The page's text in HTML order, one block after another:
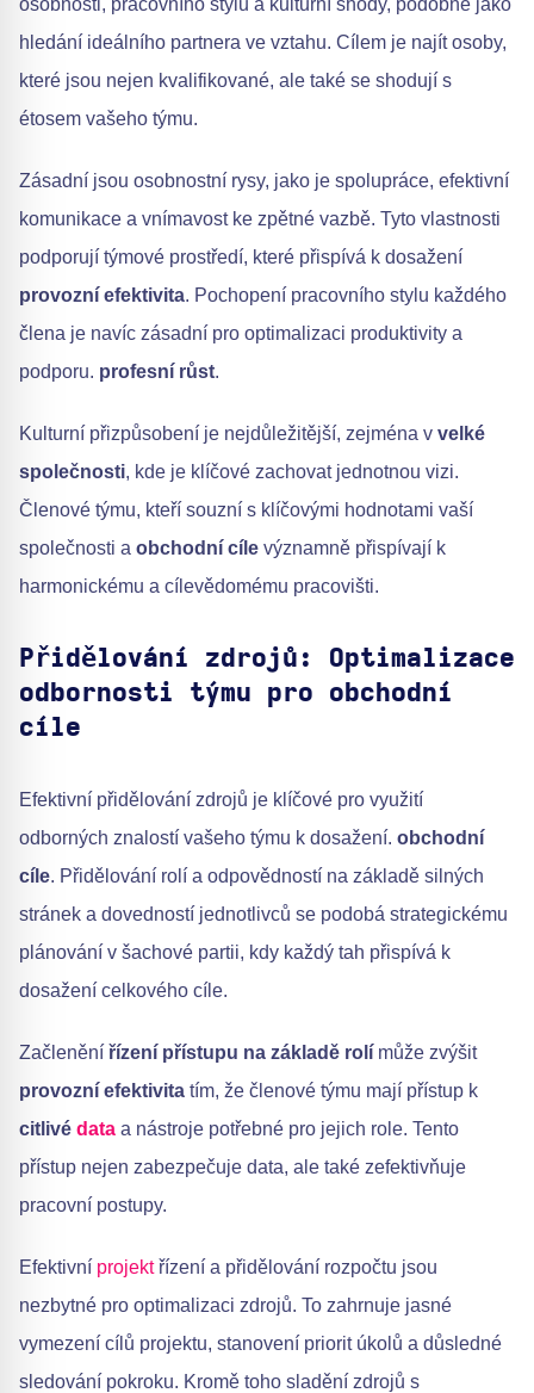
osobnosti, pracovního stylu a kulturní shody, podobně jako
hledání ideálního partnera ve vztahu. Cílem je najít osoby,
které jsou nejen kvalifikované, ale také se shodují s
étosem vašeho týmu.
Zásadní jsou osobnostní rysy, jako je spolupráce, efektivní
komunikace a vnímavost ke zpětné vazbě. Tyto vlastnosti
podporují týmové prostředí, které přispívá k dosažení
provozní efektivita. Pochopení pracovního stylu každého
člena je navíc zásadní pro optimalizaci produktivity a
podporu. profesní růst.
Kulturní přizpůsobení je nejdůležitější, zejména v velké
společnosti, kde je klíčové zachovat jednotnou vizi.
Členové týmu, kteří souzní s klíčovými hodnotami vaší
společnosti a obchodní cíle významně přispívají k
harmonickému a cílevědomému pracovišti.
Přidělování zdrojů: Optimalizace
odbornosti týmu pro obchodní
cíle
Efektivní přidělování zdrojů je klíčové pro využití
odborných znalostí vašeho týmu k dosažení. obchodní
cíle. Přidělování rolí a odpovědností na základě silných
stránek a dovedností jednotlivců se podobá strategickému
plánování v šachové partii, kdy každý tah přispívá k
dosažení celkového cíle.
Začlenění řízení přístupu na základě rolí může zvýšit
provozní efektivita tím, že členové týmu mají přístup k
citlivé data a nástroje potřebné pro jejich role. Tento
přístup nejen zabezpečuje data, ale také zefektivňuje
pracovní postupy.
Efektivní projektřízení a přidělování rozpočtu jsou
nezbytné pro optimalizaci zdrojů. To zahrnuje jasné
vymezení cílů projektu, stanovení priorit úkolů a důsledné
sledování pokroku. Kromě toho sladění zdrojů s